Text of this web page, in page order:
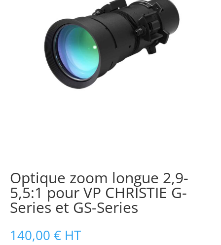
Optique zoom longue 2,9-
5,5:1 pour VP CHRISTIE G-
Series et GS-Series
140,00 € HT